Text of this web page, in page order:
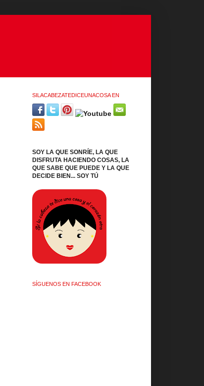
SILACABEZATEDICEUNACOSA EN
SOY LA QUE SONRÍE, LA QUE
DISFRUTA HACIENDO COSAS, LA
QUE SABE QUE PUEDE Y LA QUE
DECIDE BIEN... SOY TÚ
SÍGUENOS EN FACEBOOK